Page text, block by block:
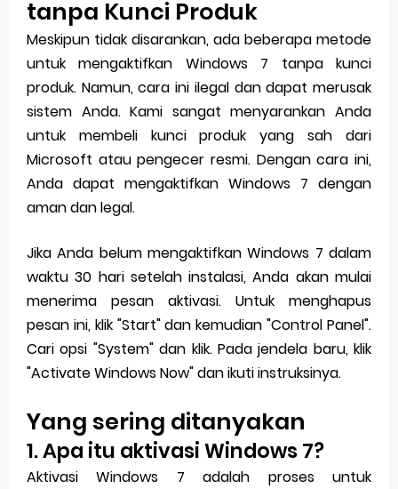
tanpa Kunci Produk
Meskipun tidak disarankan, ada beberapa metode
untuk mengaktifkan Windows 7 tanpa kunci
produk. Namun, cara ini ilegal dan dapat merusak
sistem Anda. Kami sangat menyarankan Anda
untuk membeli kunci produk yang sah dari
Microsoft atau pengecer resmi. Dengan cara ini,
Anda dapat mengaktifkan Windows 7 dengan
aman dan legal.
Jika Anda belum mengaktifkan Windows 7 dalam
waktu 30 hari setelah instalasi, Anda akan mulai
menerima pesan aktivasi. Untuk menghapus
pesan ini, klik "Start" dan kemudian "Control Panel".
Cari opsi "System" dan klik. Pada jendela baru, klik
"Activate Windows Now" dan ikuti instruksinya.
Yang sering ditanyakan
1. Apa itu aktivasi Windows 7?
Aktivasi Windows 7 adalah proses untuk